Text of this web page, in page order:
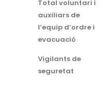
Total voluntari i
auxiliars de
l’equip d’ordre i
evacuació
Vigilants de
seguretat